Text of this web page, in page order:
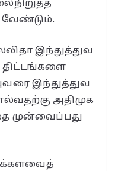
வேண்டும்.
இந்துத்துவ
இந்துத்துவ
அதிமுக
முன்வைப்பது